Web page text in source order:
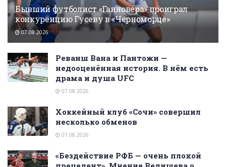
Бывший футболист «Ганновера» проиграл
конкуренцию Гусеву в «Черноморце»
07.08.2026
Реванш Вана и Пантожи —
недооценённая история. В нём есть
драма и душа UFC
07.08.2026
Хоккейный клуб «Сочи» совершил
несколько обменов
07.08.2026
«Бездействие РФБ — очень плохой